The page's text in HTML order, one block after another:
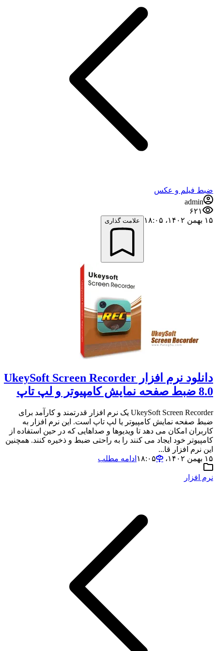
ضبط فيلم و عكس
admin
۶۲۱
۱۵ بهمن ۱۴۰۲،‏ ۱۸:۰۵
علامت گذاری
دانلود نرم افزار UkeySoft Screen Recorder
8.0 ضبط صفحه نمایش کامپیوتر و لپ تاپ
UkeySoft Screen Recorder یک نرم افزار قدرتمند و کارآمد برای
ضبط صفحه نمایش کامپیوتر یا لپ تاپ است. این نرم افزار به
کاربران امکان می دهد تا ویدیوها و صداهایی که در حین استفاده از
کامپیوتر خود ایجاد می کنند را به راحتی ضبط و ذخیره کنند. همچنین
این نرم افزار قا...
۱۵ بهمن ۱۴۰۲،‏ ۱۸:۰۵
ادامه مطلب
نرم افزار